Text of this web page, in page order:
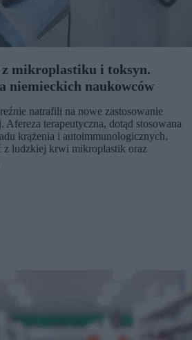
mikroplastiku i toksyn.
niemieckich naukowców
natrafili na nowe zastosowanie
Afereza terapeutyczna, dotąd stosowana
krążenia i autoimmunologicznych,
z ludzkiej krwi mikroplastik oraz